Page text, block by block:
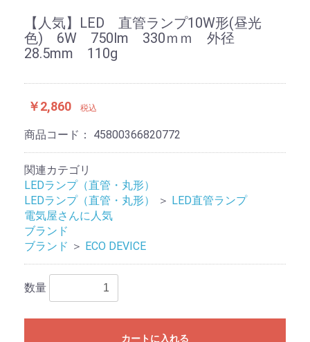
【人気】LED 直管ランプ10W形(昼光
色) 6W 750lm 330ｍｍ 外径
28.5mm 110g
￥2,860 税込
商品コード： 45800366820772
関連カテゴリ
LEDランプ（直管・丸形）
LEDランプ（直管・丸形）
＞ LED直管ランプ
電気屋さんに人気
ブランド
ブランド ＞ ECO DEVICE
数量
カートに入れる